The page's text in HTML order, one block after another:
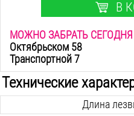
В
МОЖНО ЗАБРАТЬ
Октябрьском 58
Транспортной 7
Технические
Длина